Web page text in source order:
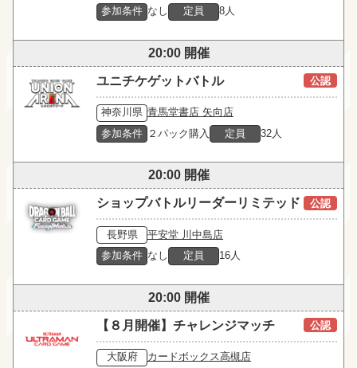
参加条件 なし 定員 8人
20:00 開催
ユニチケゲットバトル 公認
神奈川県 青馬堂書店 矢向店
参加条件 ２パック購入 定員 32人
20:00 開催
ショップバトルリーダーリミテッド 公認
長野県
平安堂 川中島店
参加条件 なし 定員 16人
20:00 開催
【８月開催】チャレンジマッチ 公認
大阪府 カードボックス高槻店